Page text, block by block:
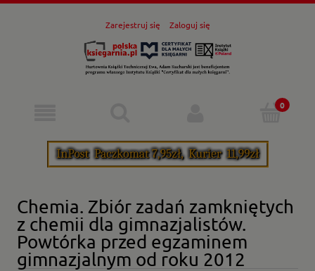
Zarejestruj się Zaloguj się
Chemia. Zbiór zadań zamkniętych
z chemii dla gimnazjalistów.
Powtórka przed egzaminem
gimnazjalnym od roku 2012